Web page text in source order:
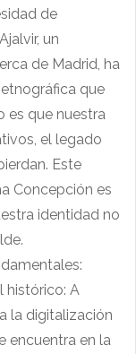
de
un
de Madrid, ha
que
es que nuestra
el legado
Este
Concepción es
identidad no
histórico: A
la digitalización
encuentra en la